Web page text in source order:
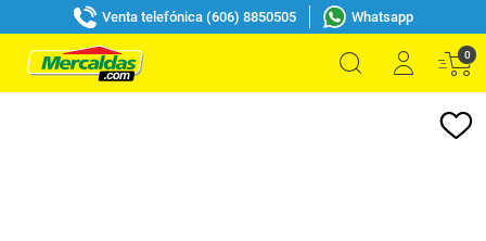
Venta telefónica (606) 8850505 Whatsapp
0